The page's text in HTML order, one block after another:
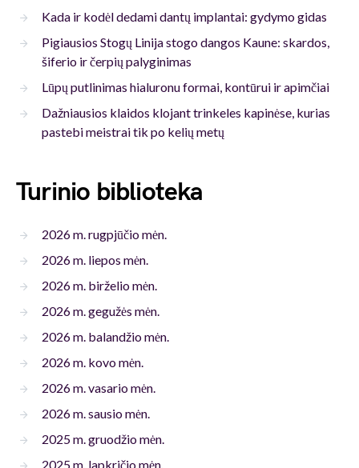
Kada ir kodėl dedami dantų implantai: gydymo gidas
Pigiausios Stogų Linija stogo dangos Kaune: skardos,
šiferio ir čerpių palyginimas
Lūpų putlinimas hialuronu formai, kontūrui ir apimčiai
Dažniausios klaidos klojant trinkeles kapinėse, kurias
pastebi meistrai tik po kelių metų
Turinio biblioteka
2026 m. rugpjūčio mėn.
2026 m. liepos mėn.
2026 m. birželio mėn.
2026 m. gegužės mėn.
2026 m. balandžio mėn.
2026 m. kovo mėn.
2026 m. vasario mėn.
2026 m. sausio mėn.
2025 m. gruodžio mėn.
2025 m. lapkričio mėn.